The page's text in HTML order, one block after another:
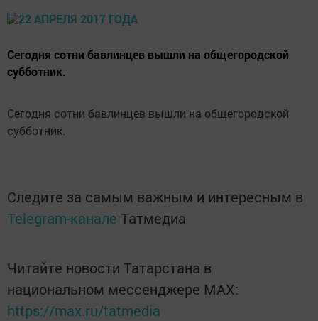
Сегодня сотни бавлинцев вышли на общегородской
субботник.
Сегодня сотни бавлинцев вышли на общегородской
субботник.
Следите за самым важным и интересным в
Telegram-канале Татмедиа
Читайте новости Татарстана в
национальном мессенджере MАХ:
https://max.ru/tatmedia